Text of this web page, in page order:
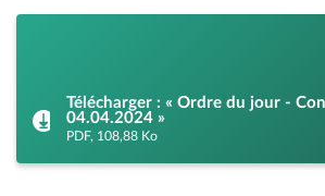
Télécharger : « Ordre du jour -
04.04.2024 »
PDF, 108,88 Ko